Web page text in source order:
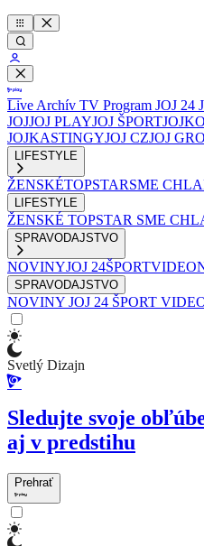
Live Archív TV Program JOJ 24
JOJJOJ PLAYJOJ ŠPORTJOJKO
JOJKASTINGYJOJ CZJOJ
LIFESTYLE
ŽENSKÉTOPSTARSME
LIFESTYLE
ŽENSKÉ TOPSTAR SME
SPRAVODAJSTVO
NOVINYJOJ 24ŠPORT
SPRAVODAJSTVO
NOVINY JOJ 24 ŠPORT
Svetlý Dizajn
Sledujte svoje
aj v predstihu
Prehrať